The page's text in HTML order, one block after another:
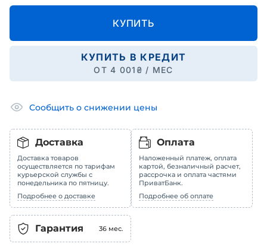
КУПИТЬ
КУПИТЬ В КРЕДИТ
ОТ4 001 ₴ / МЕС
Сообщить о снижении цены
Доставка
Доставка товаров
осуществляется по тарифам
курьерской службы с
понедельника по пятницу.
Подробнее о доставке
Оплата
Наложенный платеж, оплата
картой, безналичный расчет,
рассрочка и оплата частями
ПриватБанк.
Подробнее об оплате
Гарантия 36 мес.